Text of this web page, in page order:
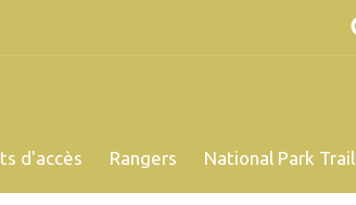
d'accès Rangers National Park Trail